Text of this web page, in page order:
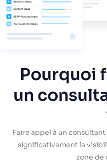
Pourquoi
un
Faire appel à un
significativement la
zone de